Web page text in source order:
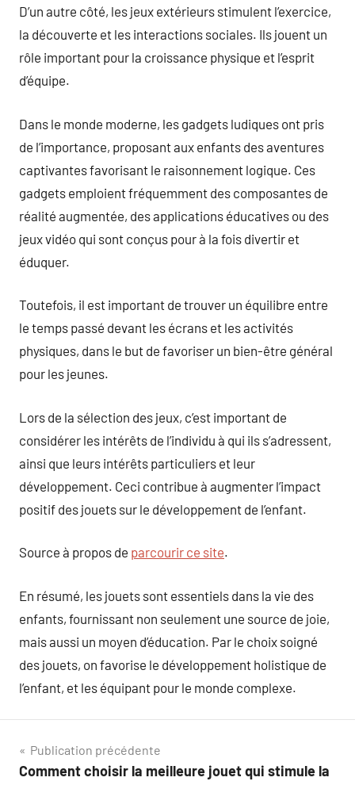
D’un autre côté, les jeux extérieurs stimulent l’exercice,
la découverte et les interactions sociales. Ils jouent un
rôle important pour la croissance physique et l’esprit
d’équipe.
Dans le monde moderne, les gadgets ludiques ont pris
de l’importance, proposant aux enfants des aventures
captivantes favorisant le raisonnement logique. Ces
gadgets emploient fréquemment des composantes de
réalité augmentée, des applications éducatives ou des
jeux vidéo qui sont conçus pour à la fois divertir et
éduquer.
Toutefois, il est important de trouver un équilibre entre
le temps passé devant les écrans et les activités
physiques, dans le but de favoriser un bien-être général
pour les jeunes.
Lors de la sélection des jeux, c’est important de
considérer les intérêts de l’individu à qui ils s’adressent,
ainsi que leurs intérêts particuliers et leur
développement. Ceci contribue à augmenter l’impact
positif des jouets sur le développement de l’enfant.
Source à propos de parcourir ce site.
En résumé, les jouets sont essentiels dans la vie des
enfants, fournissant non seulement une source de joie,
mais aussi un moyen d’éducation. Par le choix soigné
des jouets, on favorise le développement holistique de
l’enfant, et les équipant pour le monde complexe.
Navigation
Publication précédente
Comment choisir la meilleure jouet qui stimule la